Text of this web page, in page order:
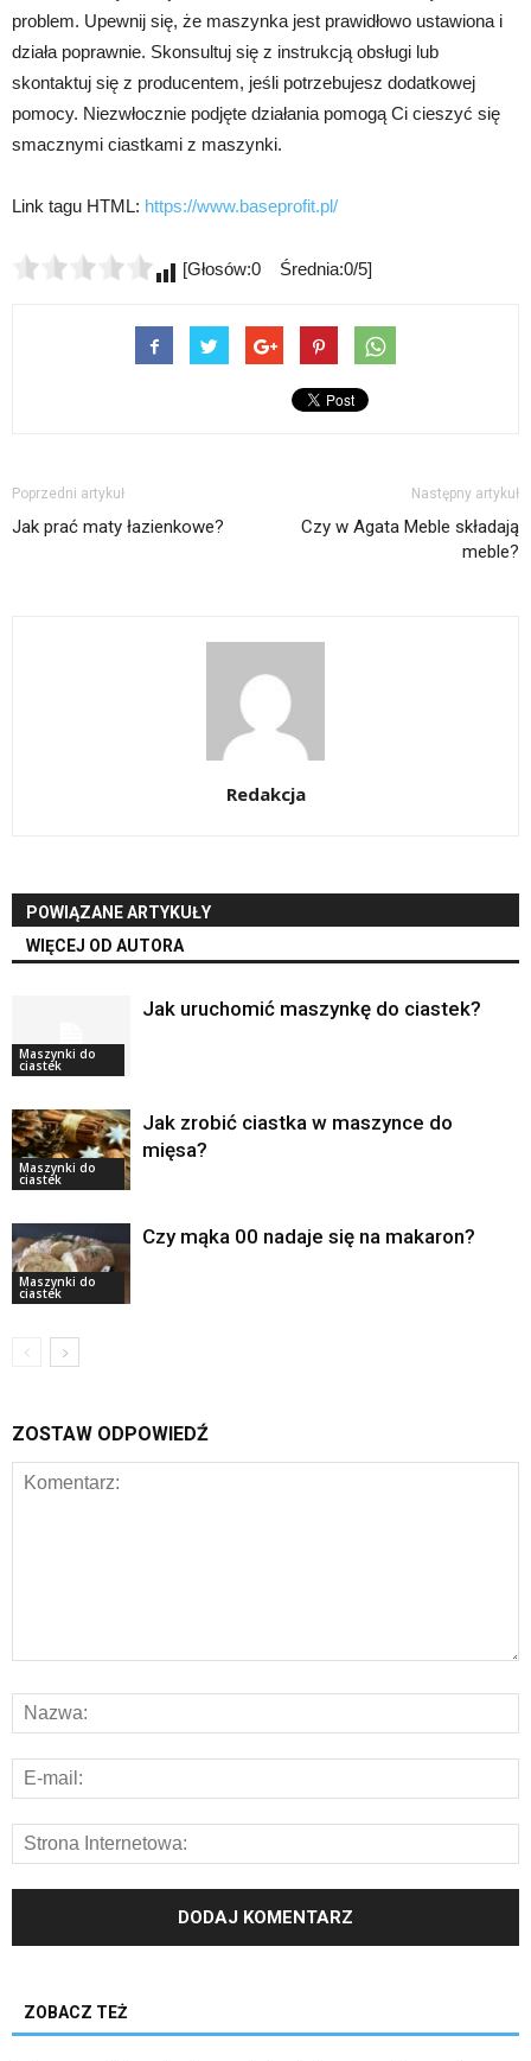
problem. Upewnij się, że maszynka jest prawidłowo ustawiona i
działa poprawnie. Skonsultuj się z instrukcją obsługi lub
skontaktuj się z producentem, jeśli potrzebujesz dodatkowej
pomocy. Niezwłocznie podjęte działania pomogą Ci cieszyć się
smacznymi ciastkami z maszynki.
Link tagu HTML: https://www.baseprofit.pl/
[Głosów:0 Średnia:0/5]
Poprzedni artykuł
Jak prać maty łazienkowe?
Następny artykuł
Czy w Agata Meble składają
meble?
Redakcja
POWIĄZANE ARTYKUŁY
WIĘCEJ OD AUTORA
Maszynki do
ciastek
Jak uruchomić maszynkę do ciastek?
Maszynki do
ciastek
Jak zrobić ciastka w maszynce do
mięsa?
Maszynki do
ciastek
Czy mąka 00 nadaje się na makaron?
ZOSTAW ODPOWIEDŹ
ZOBACZ TEŻ